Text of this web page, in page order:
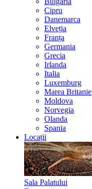
Cipru
Danemarca
Elveția
Franța
Germania
Grecia
Irlanda
Italia
Luxemburg
Marea Britanie
Moldova
Norvegia
Olanda
Spania
Locații
Sala Palatului